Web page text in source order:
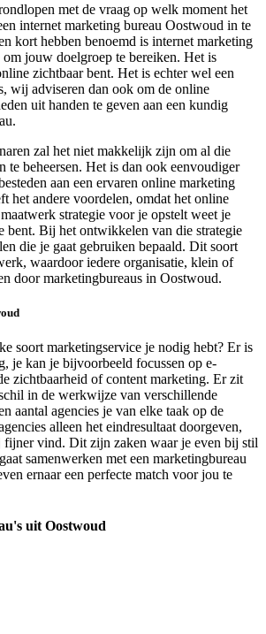
met de vraag op welk moment het
internet marketing bureau Oostwoud in te
kort hebben benoemd is internet marketing
om jouw doelgroep te bereiken. Het is
zichtbaar bent. Het is echter wel een
wij adviseren dan ook om de online
uit handen te geven aan een kundig
zal het niet makkelijk zijn om al die
te beheersen. Het is dan ook eenvoudiger
aan een ervaren online marketing
het andere voordelen, omdat het online
strategie voor je opstelt weet je
bent. Bij het ontwikkelen van die strategie
die je gaat gebruiken bepaald. Dit soort
waardoor iedere organisatie, klein of
door marketingbureaus in Oostwoud.
soort marketingservice je nodig hebt? Er is
je kan je bijvoorbeeld focussen op e-
zichtbaarheid of content marketing. Er zit
in de werkwijze van verschillende
aantal agencies je van elke taak op de
alleen het eindresultaat doorgeven,
vind. Dit zijn zaken waar je even bij stil
samenwerken met een marketingbureau
ernaar een perfecte match voor jou te
uit Oostwoud